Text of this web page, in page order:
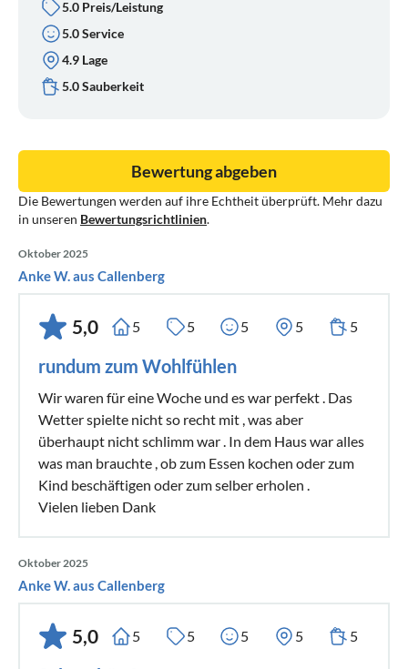
5.0 Preis/Leistung
5.0 Service
4.9 Lage
5.0 Sauberkeit
Die Bewertungen werden auf ihre Echtheit überprüft. Mehr dazu
in unseren Bewertungsrichtlinien.
Bewertung abgeben
Oktober 2025
Anke W. aus Callenberg
5,0 5 5 5 5 5
rundum zum Wohlfühlen
Wir waren für eine Woche und es war perfekt . Das
Wetter spielte nicht so recht mit , was aber
überhaupt nicht schlimm war . In dem Haus war alles
was man brauchte , ob zum Essen kochen oder zum
Kind beschäftigen oder zum selber erholen .
Vielen lieben Dank
Oktober 2025
Anke W. aus Callenberg
5,0 5 5 5 5 5